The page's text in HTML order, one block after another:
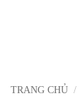
TRANG CHỦ /